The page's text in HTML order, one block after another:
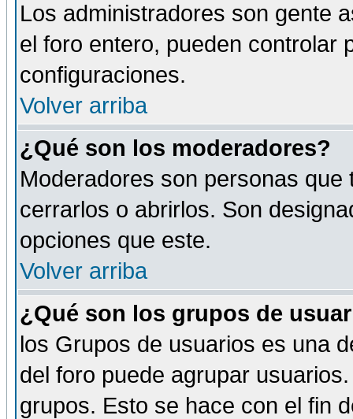
Los administradores son gente
el foro entero, pueden controlar
configuraciones.
Volver arriba
¿Qué son los moderadores?
Moderadores son personas
cerrarlos o abrirlos. Son
opciones que este.
Volver arriba
¿Qué son los grupos de
los Grupos de usuarios es una
del foro puede agrupar
grupos. Esto se hace con el fin